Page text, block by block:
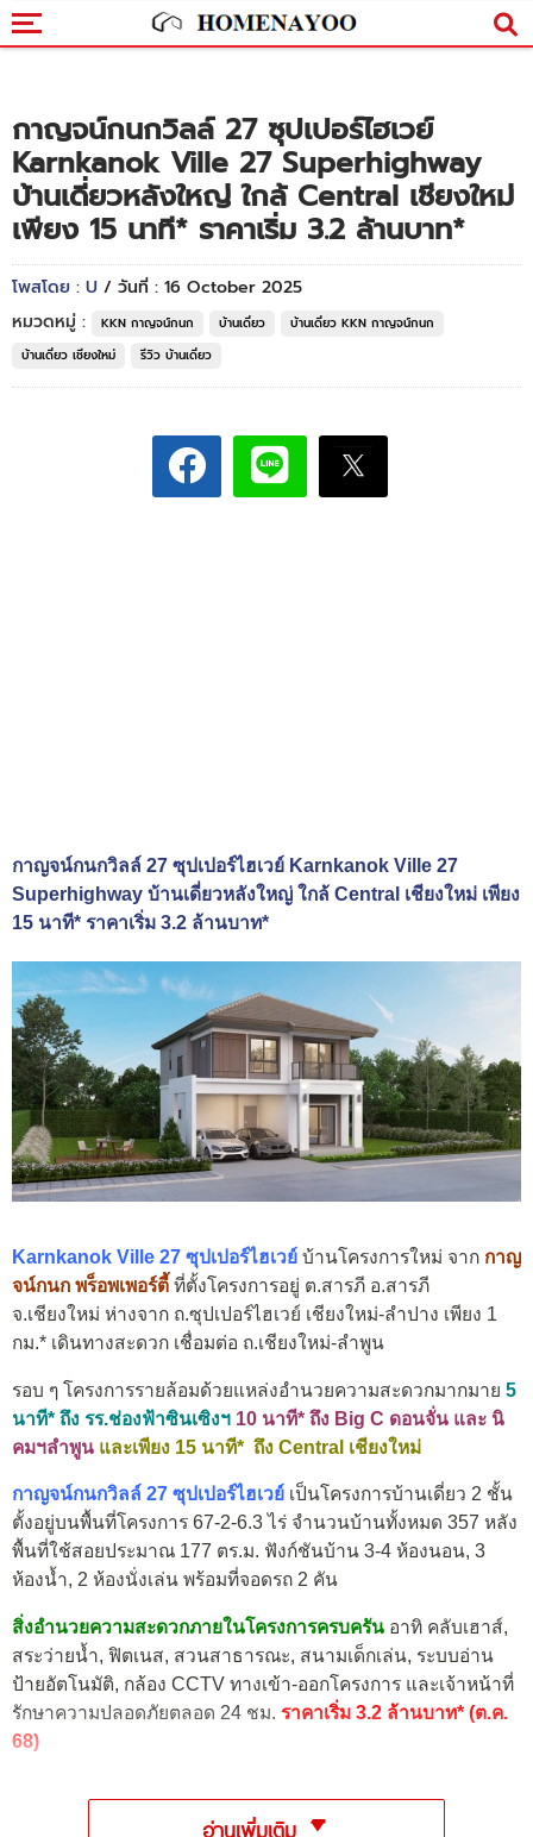
กาญจน์กนกวิลล์ 27 ซุปเปอร์ไฮเวย์
Karnkanok Ville 27 Superhighway
บ้านเดี่ยวหลังใหญ่ ใกล้ Central เชียงใหม่
เพียง 15 นาที* ราคาเริ่ม 3.2 ล้านบาท*
โพสโดย : U / วันที่ : 16 October 2025
หมวดหมู่ :
KKN กาญจน์กนก บ้านเดี่ยว
บ้านเดี่ยว KKN กาญจน์กนก
บ้านเดี่ยว เชียงใหม่
รีวิว บ้านเดี่ยว
กาญจน์กนกวิลล์ 27 ซุปเปอร์ไฮเวย์ Karnkanok Ville 27
Superhighway บ้านเดี่ยวหลังใหญ่ ใกล้ Central เชียงใหม่ เพียง
15 นาที* ราคาเริ่ม 3.2 ล้านบาท*
Karnkanok Ville 27 ซุปเปอร์ไฮเวย์ บ้านโครงการใหม่ จาก กาญ
จน์กนก พร็อพเพอร์ตี้ ที่ตั้งโครงการอยู่ ต.สารภี อ.สารภี
จ.เชียงใหม่ ห่างจาก ถ.ซุปเปอร์ไฮเวย์ เชียงใหม่-ลำปาง เพียง 1
กม.* เดินทางสะดวก เชื่อมต่อ ถ.เชียงใหม่-ลำพูน
รอบ ๆ โครงการรายล้อมด้วยแหล่งอำนวยความสะดวกมากมาย 5
นาที* ถึง รร.ช่องฟ้าซินเซิงฯ 10 นาที* ถึง Big C ดอนจั่น และ นิ
คมฯลำพูน และเพียง 15 นาที* ถึง Central เชียงใหม่
กาญจน์กนกวิลล์ 27 ซุปเปอร์ไฮเวย์ เป็นโครงการบ้านเดี่ยว 2 ชั้น
ตั้งอยู่บนพื้นที่โครงการ 67-2-6.3 ไร่ จำนวนบ้านทั้งหมด 357 หลัง
พื้นที่ใช้สอยประมาณ 177 ตร.ม. ฟังก์ชันบ้าน 3-4 ห้องนอน, 3
ห้องน้ำ, 2 ห้องนั่งเล่น พร้อมที่จอดรถ 2 คัน
สิ่งอำนวยความสะดวกภายในโครงการครบครัน อาทิ คลับเฮาส์,
สระว่ายน้ำ, ฟิตเนส, สวนสาธารณะ, สนามเด็กเล่น, ระบบอ่าน
ป้ายอัตโนมัติ, กล้อง CCTV ทางเข้า-ออกโครงการ และเจ้าหน้าที่
รักษาความปลอดภัยตลอด 24 ชม. ราคาเริ่ม 3.2 ล้านบาท* (ต.ค.
68)
อ่านเพิ่มเติม